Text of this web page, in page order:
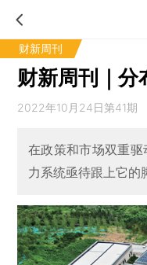
财新周刊
财新周刊｜分
2022年10月24日第41期
在政策和市场双重
力系统亟待跟上它的